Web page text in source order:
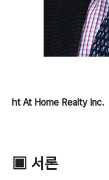
ht At Home Realty Inc.
▣ 서론